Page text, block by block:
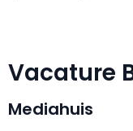
Vacature
Mediahuis